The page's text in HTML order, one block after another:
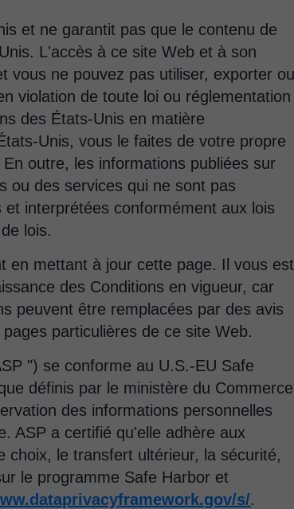
et ne garantit pas que le contenu de
L'accès à ce site Web et à son
vous ne pouvez pas utiliser, exporter ou
violation de toute loi ou réglementation
des États-Unis en matière
Unis, vous le faites de votre propre
outre, les informations publiées sur
ou des services qui ne sont pas
interprétées conformément aux lois
lois.
en mettant à jour cette page. Il vous est
des Conditions en vigueur, car
peuvent être remplacées par des avis
particulières de ce site Web.
") se conforme au U.S.-EU Safe
définis par le ministère du Commerce
des informations personnelles
ASP a certifié qu'elle adhère aux
choix, le transfert ultérieur, la sécurité,
le programme Safe Harbor et
s/.